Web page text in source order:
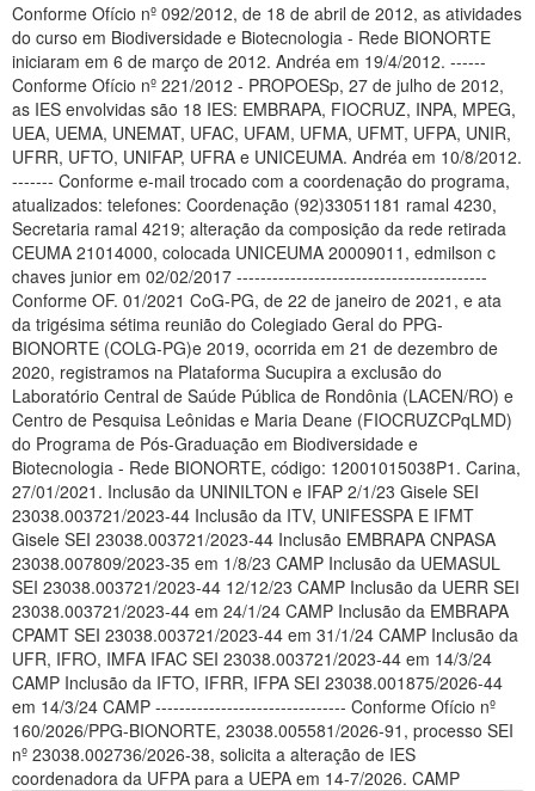
Ministério da Mulher, da Família e dos Direitos Humanos
Secretaria de Governo
Advocacia-Geral da União
Conforme Ofício nº 092/2012, de 18 de abril de 2012, as atividades
do curso em Biodiversidade e Biotecnologia - Rede BIONORTE
iniciaram em 6 de março de 2012. Andréa em 19/4/2012. ------
Conforme Ofício nº 221/2012 - PROPOESp, 27 de julho de 2012,
as IES envolvidas são 18 IES: EMBRAPA, FIOCRUZ, INPA, MPEG,
UEA, UEMA, UNEMAT, UFAC, UFAM, UFMA, UFMT, UFPA, UNIR,
UFRR, UFTO, UNIFAP, UFRA e UNICEUMA. Andréa em 10/8/2012.
------- Conforme e-mail trocado com a coordenação do programa,
atualizados: telefones: Coordenação (92)33051181 ramal 4230,
Secretaria ramal 4219; alteração da composição da rede retirada
CEUMA 21014000, colocada UNICEUMA 20009011, edmilson c
chaves junior em 02/02/2017 ------------------------------------------
Conforme OF. 01/2021 CoG-PG, de 22 de janeiro de 2021, e ata
da trigésima sétima reunião do Colegiado Geral do PPG-
BIONORTE (COLG-PG)e 2019, ocorrida em 21 de dezembro de
2020, registramos na Plataforma Sucupira a exclusão do
Laboratório Central de Saúde Pública de Rondônia (LACEN/RO) e
Centro de Pesquisa Leônidas e Maria Deane (FIOCRUZCPqLMD)
do Programa de Pós-Graduação em Biodiversidade e
Biotecnologia - Rede BIONORTE, código: 12001015038P1. Carina,
27/01/2021. Inclusão da UNINILTON e IFAP 2/1/23 Gisele SEI
23038.003721/2023-44 Inclusão da ITV, UNIFESSPA E IFMT
Gisele SEI 23038.003721/2023-44 Inclusão EMBRAPA CNPASA
23038.007809/2023-35 em 1/8/23 CAMP Inclusão da UEMASUL
SEI 23038.003721/2023-44 12/12/23 CAMP Inclusão da UERR SEI
23038.003721/2023-44 em 24/1/24 CAMP Inclusão da EMBRAPA
CPAMT SEI 23038.003721/2023-44 em 31/1/24 CAMP Inclusão da
UFR, IFRO, IMFA IFAC SEI 23038.003721/2023-44 em 14/3/24
CAMP Inclusão da IFTO, IFRR, IFPA SEI 23038.001875/2026-44
em 14/3/24 CAMP -------------------------------- Conforme Ofício nº
160/2026/PPG-BIONORTE, 23038.005581/2026-91, processo SEI
nº 23038.002736/2026-38, solicita a alteração de IES
coordenadora da UFPA para a UEPA em 14-7/2026. CAMP